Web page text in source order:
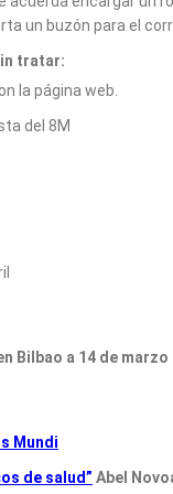
un buzón para el
tratar:
la página web.
del 8M
Bilbao a 14 de marzo
Mundi
de salud” Abel